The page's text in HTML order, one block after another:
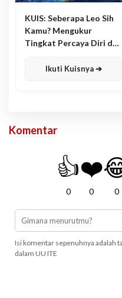
KUIS: Seberapa Leo Sih
Kamu? Mengukur
Tingkat Percaya Diri dan
Ikuti Kuisnya ➔
Komentar
👍
0
❤️
0 0
Isi komentar sepenuhnya adalah
dalam UU ITE